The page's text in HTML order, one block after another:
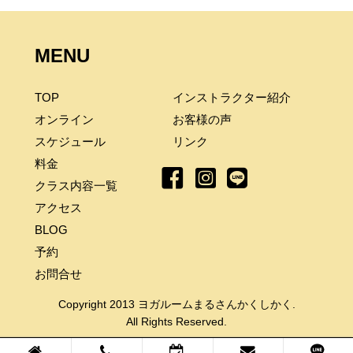
MENU
TOP
オンライン
スケジュール
料金
クラス内容一覧
アクセス
BLOG
予約
お問合せ
インストラクター紹介
お客様の声
リンク
Copyright 2013 ヨガルームまるさんかくしかく.
All Rights Reserved.